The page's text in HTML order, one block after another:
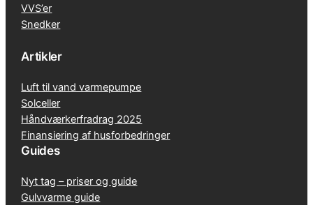
VVS’er
Snedker
Artikler
Luft til vand varmepumpe
Solceller
Håndværkerfradrag 2025
Finansiering af husforbedringer
Guides
Nyt tag – priser og guide
Gulvvarme guide